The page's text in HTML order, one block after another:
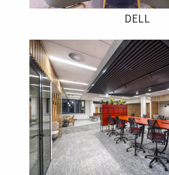
DELL